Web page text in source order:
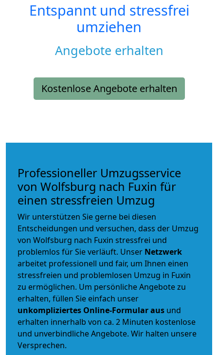
Entspannt und stressfrei
umziehen
Angebote erhalten
Kostenlose Angebote erhalten
Professioneller Umzugsservice
von Wolfsburg nach Fuxin für
einen stressfreien Umzug
Wir unterstützen Sie gerne bei diesen
Entscheidungen und versuchen, dass der Umzug
von Wolfsburg nach Fuxin stressfrei und
problemlos für Sie verläuft. Unser Netzwerk
arbeitet professionell und fair, um Ihnen einen
stressfreien und problemlosen Umzug in Fuxin
zu ermöglichen. Um persönliche Angebote zu
erhalten, füllen Sie einfach unser
unkompliziertes Online-Formular aus und
erhalten innerhalb von ca. 2 Minuten kostenlose
und unverbindliche Angebote. Wir halten unsere
Versprechen.